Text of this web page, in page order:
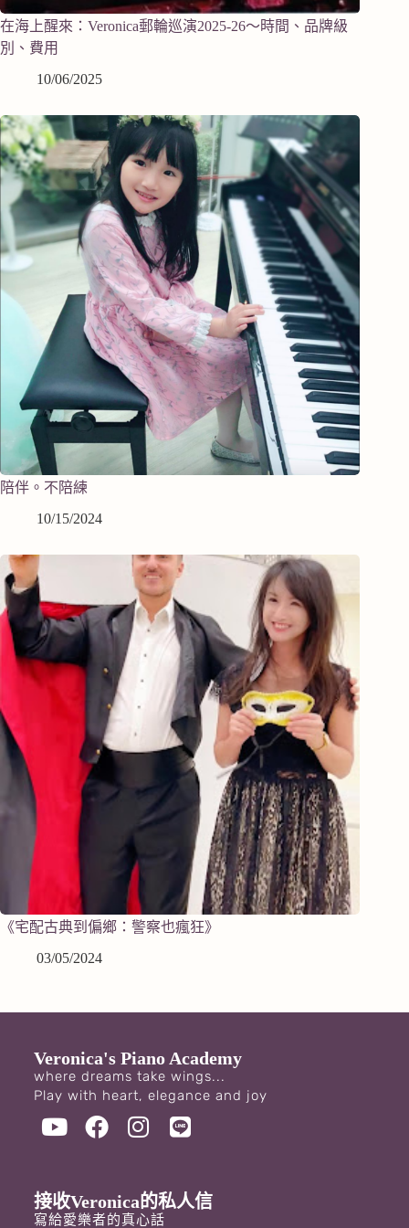
在海上醒來：Veronica郵輪巡演2025-26～時間、品牌級
別、費用
10/06/2025
陪伴。不陪練
10/15/2024
《宅配古典到偏鄉：警察也瘋狂》
03/05/2024
Veronica's Piano Academy
where dreams take wings...
Play with heart, elegance and joy
接收Veronica的私人信
寫給愛樂者的真心話